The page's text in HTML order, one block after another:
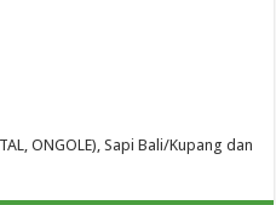
ONGOLE), Sapi Bali/Kupang dan